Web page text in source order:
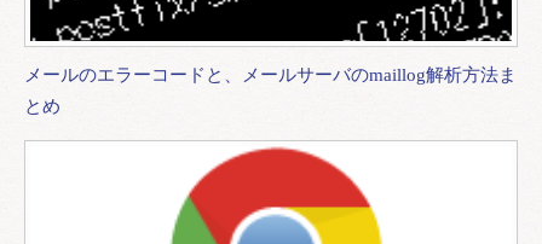
メールのエラーコードと、メールサーバのmaillog解析方法ま
とめ